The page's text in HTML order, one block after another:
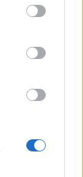
may click to
tags to
below Google
erősít a
hárul a